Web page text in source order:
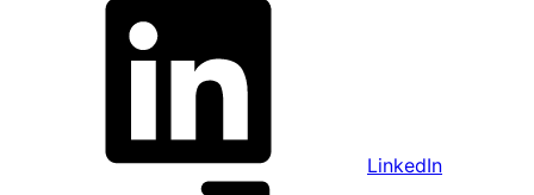
LinkedIn